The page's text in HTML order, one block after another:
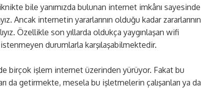
bile yanımızda bulunan internet imkânı sayesinde
Ancak internetin yararlarının olduğu kadar zararlarının
Özellikle son yıllarda oldukça yaygınlaşan wifi
durumlarla karşılaşabilmektedir.
birçok işlem internet üzerinden yürüyor. Fakat bu
da getirmekte, mesela bu işletmelerin çalışanları ya da